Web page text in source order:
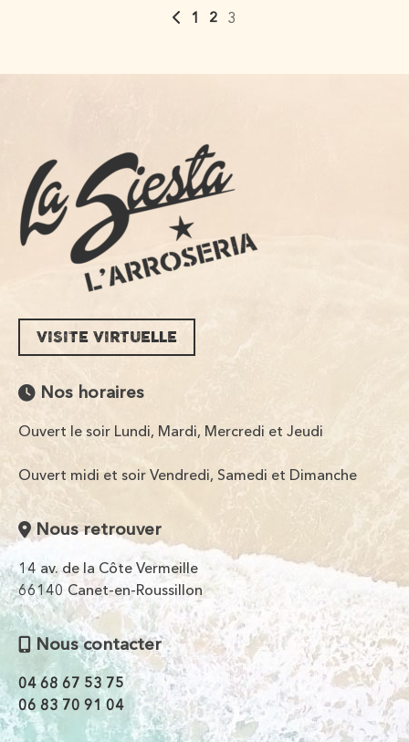
1 2 3
VISITE VIRTUELLE
Nos horaires
Ouvert le soir Lundi, Mardi, Mercredi et Jeudi
Ouvert midi et soir Vendredi, Samedi et Dimanche
Nous retrouver
14 av. de la Côte Vermeille
66140 Canet-en-Roussillon
Nous contacter
04 68 67 53 75
06 83 70 91 04